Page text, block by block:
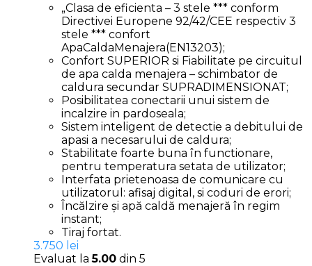
„Clasa de eficienta – 3 stele *** conform
Directivei Europene 92/42/CEE respectiv 3
stele *** confort
ApaCaldaMenajera(EN13203);
Confort SUPERIOR si Fiabilitate pe circuitul
de apa calda menajera – schimbator de
caldura secundar SUPRADIMENSIONAT;
Posibilitatea conectarii unui sistem de
incalzire in pardoseala;
Sistem inteligent de detectie a debitului de
apasi a necesarului de caldura;
Stabilitate foarte buna în functionare,
pentru temperatura setata de utilizator;
Interfata prietenoasa de comunicare cu
utilizatorul: afisaj digital, si coduri de erori;
Încălzire și apă caldă menajeră în regim
instant;
Tiraj fortat.
3.750 lei
Evaluat la5.00 din 5